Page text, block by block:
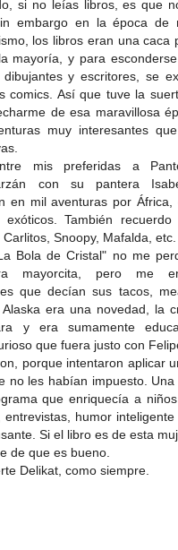
si no leías libros, es que
embargo en la época de
los libros eran una caca
mayoría, y para
dibujantes y escritores, se
comics. Así que tuve la
de esa maravillosa
muy interesantes
mis preferidas a
con su pantera
en mil aventuras por África,
exóticos. También
Snoopy, Mafalda, etc.
Bola de Cristal" no me
mayorcita, pero me
que decían sus tacos,
era una novedad, la
y era sumamente
que fuera justo con
porque intentaron aplicar
no les habían impuesto.
que enriquecía a
entrevistas, humor
Si el libro es de esta
de que es bueno.
Delikat, como siempre.